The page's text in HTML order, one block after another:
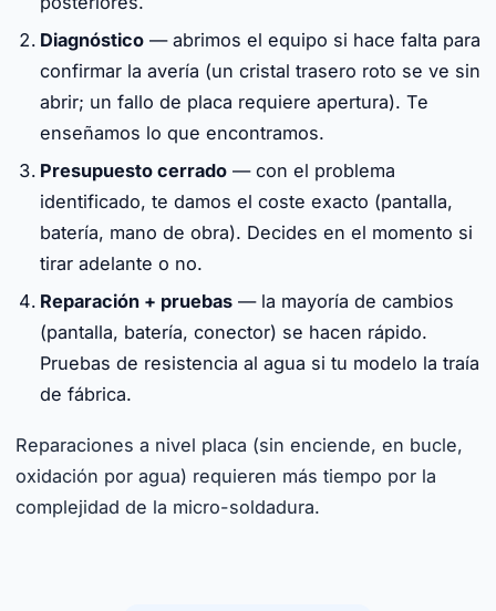
Diagnóstico — abrimos el equipo si hace falta para
confirmar la avería (un cristal trasero roto se ve sin
abrir; un fallo de placa requiere apertura). Te
enseñamos lo que encontramos.
Presupuesto cerrado — con el problema
identificado, te damos el coste exacto (pantalla,
batería, mano de obra). Decides en el momento si
tirar adelante o no.
Reparación + pruebas — la mayoría de cambios
(pantalla, batería, conector) se hacen rápido.
Pruebas de resistencia al agua si tu modelo la traía
de fábrica.
Reparaciones a nivel placa (sin enciende, en bucle,
oxidación por agua) requieren más tiempo por la
complejidad de la micro-soldadura.